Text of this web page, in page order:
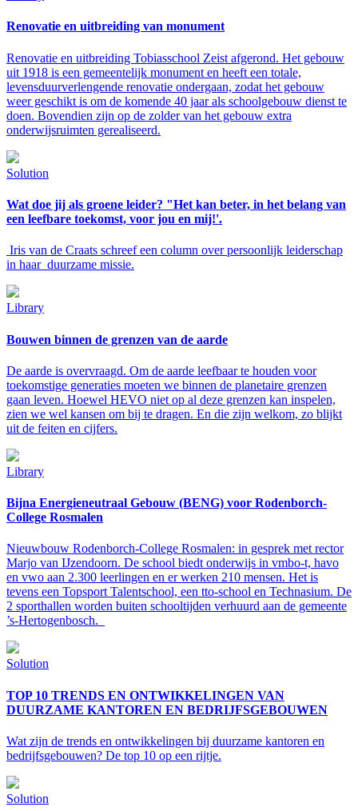
Renovatie en uitbreiding van monument
Renovatie en uitbreiding Tobiasschool Zeist afgerond. Het gebouw
uit 1918 is een gemeentelijk monument en heeft een totale,
levensduur­verlengende renovatie ondergaan, zodat het gebouw
weer geschikt is om de komende 40 jaar als schoolgebouw dienst te
doen. Bovendien zijn op de zolder van het gebouw extra
onderwijsruimten gerealiseerd.
Solution
Wat doe jij als groene leider? "Het kan beter, in het belang van
een leefbare toekomst, voor jou en mij!'.
Iris van de Craats schreef een column over persoonlijk leiderschap
in haar duurzame missie.
Library
Bouwen binnen de grenzen van de aarde
De aarde is overvraagd. Om de aarde leefbaar te houden voor
toekomstige generaties moeten we binnen de planetaire grenzen
gaan leven. Hoewel HEVO niet op al deze grenzen kan inspelen,
zien we wel kansen om bij te dragen. En die zijn welkom, zo blijkt
uit de feiten en cijfers.
Library
Bijna Energieneutraal Gebouw (BENG) voor Rodenborch-
College Rosmalen
Nieuwbouw Rodenborch-College Rosmalen: in gesprek met rector
Marjo van IJzendoorn. De school biedt onderwijs in vmbo-t, havo
en vwo aan 2.300 leerlingen en er werken 210 mensen. Het is
tevens een Topsport Talentschool, een tto-school en Technasium. De
2 sporthallen worden buiten schooltijden verhuurd aan de gemeente
’s-Hertogenbosch.
Solution
TOP 10 TRENDS EN ONTWIKKELINGEN VAN
DUURZAME KANTOREN EN BEDRIJFS­GEBOUWEN
Wat zijn de trends en ontwikkelingen bij duurzame kantoren en
bedrijfsgebouwen? De top 10 op een rijtje.
Solution